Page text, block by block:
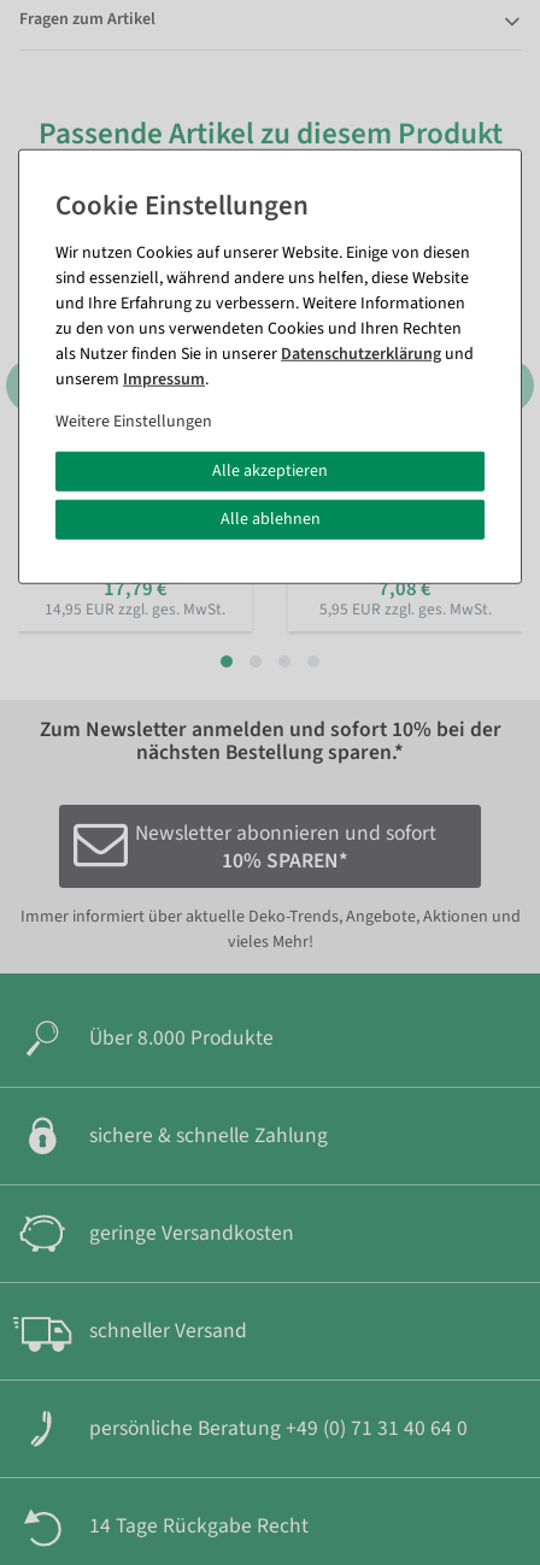
Fragen zum Artikel
Passende Artikel zu diesem Produkt
%
3er Set Dekoringe, schwarz
17,79 €
14,95 EUR zzgl. ges. MwSt.
Tulpen-Aufsteller gelb aus
Filz 58 cm
7,08 €
5,95 EUR zzgl. ges. MwSt.
Zum Newsletter anmelden und sofort 10% bei der
nächsten Bestellung sparen.*
Newsletter abonnieren und sofort
10% SPAREN*
Immer informiert über aktuelle Deko-Trends, Angebote, Aktionen und
vieles Mehr!
Über 8.000 Produkte
sichere & schnelle Zahlung
geringe Versandkosten
schneller Versand
persönliche Beratung +49 (0) 71 31 40 64 0
14 Tage Rückgabe Recht
Wir nutzen Cookies auf unserer Website. Einige von diesen
sind essenziell, während andere uns helfen, diese Website
und Ihre Erfahrung zu verbessern. Weitere Informationen
zu den von uns verwendeten Cookies und Ihren Rechten
als Nutzer finden Sie in unsererDaten­schutz­erklärung und
unserem Impressum.
Weitere Einstellungen
Alle akzeptieren
Alle ablehnen